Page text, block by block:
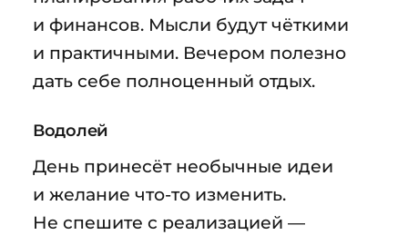
и финансов. Мысли будут чёткими
и практичными. Вечером полезно
дать себе полноценный отдых.
Водолей
День принесёт необычные идеи
и желание что-то изменить.
Не спешите с реализацией —